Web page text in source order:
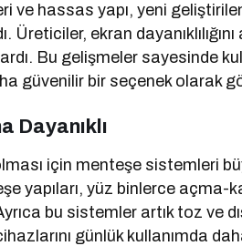
ve hassas yapı, yeni
ekran
Bu gelişmeler sayesinde
güvenilir bir seçenek olarak
Dayanıklı
için menteşe sistemleri
yapıları, yüz binlerce açma-
bu sistemler artık toz ve
günlük kullanımda